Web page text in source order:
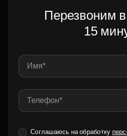
Перезвоним
15
Соглашаюсь на обработку